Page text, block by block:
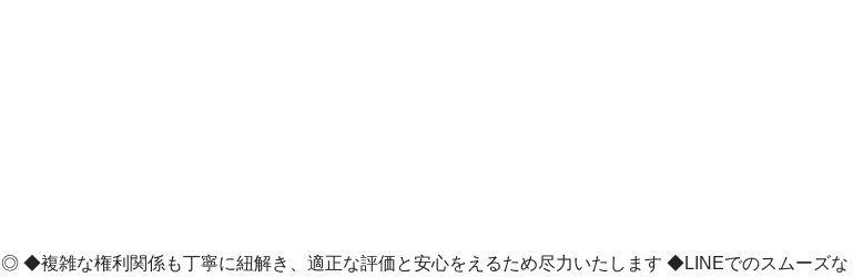
◎ ◆複雑な権利関係も丁寧に紐解き、適正な評価と安心をえるため尽力いたします ◆LINEでのスムーズな